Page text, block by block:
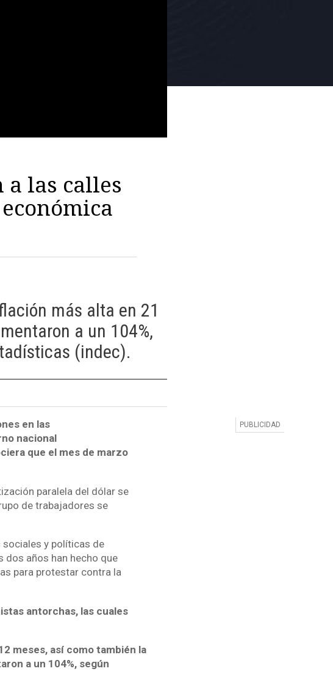
las calles
más alta en 21
a un 104%,
(indec).
en las
nacional
que el mes de marzo
paralela del dólar se
de trabajadores se
y políticas de
dos años han hecho que
para protestar contra la
antorchas, las cuales
meses, así como también la
a un 104%, según